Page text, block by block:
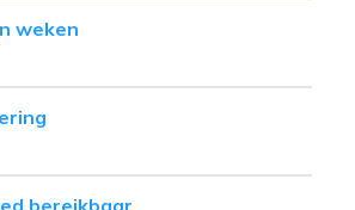
weken
bereikbaar